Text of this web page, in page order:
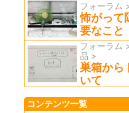
フォーラム
怖がって
要なこと
フォーラム
品 >
巣箱から
いて
コンテンツ一覧